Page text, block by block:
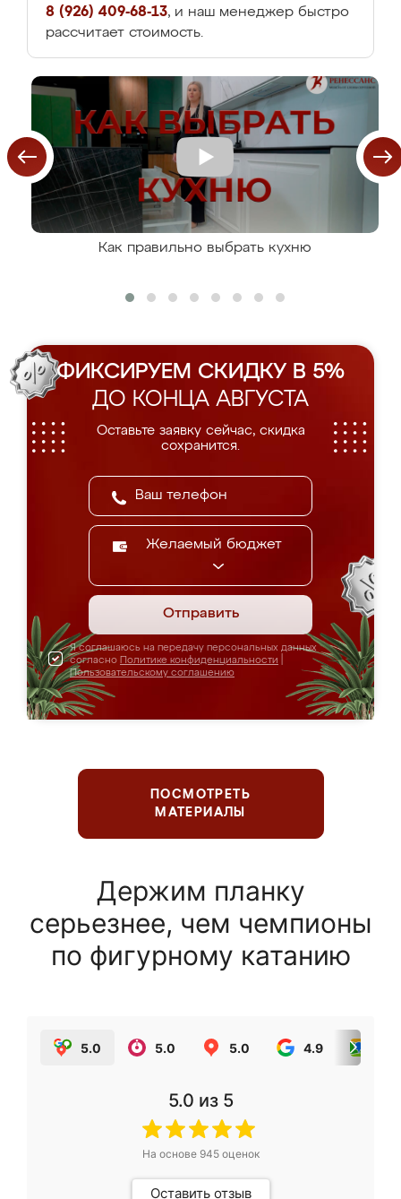
8 (926) 409-68-13, и наш менеджер быстро
рассчитает стоимость.
Как правильно выбрать кухню
ФИКСИРУЕМ СКИДКУ В 5%
ДО КОНЦА АВГУСТА
Оставьте заявку сейчас, скидка
сохранится.
Желаемый бюджет
Отправить
Я соглашаюсь на передачу персональных данных
согласно Политике конфиденциальности
Пользовательскому соглашению
ПОСМОТРЕТЬ
МАТЕРИАЛЫ
Держим планку
серьезнее, чем чемпионы
по фигурному катанию
5.0 5.0 5.0 4.9
5.0 из 5
На основе 945оценок
Оставить отзыв